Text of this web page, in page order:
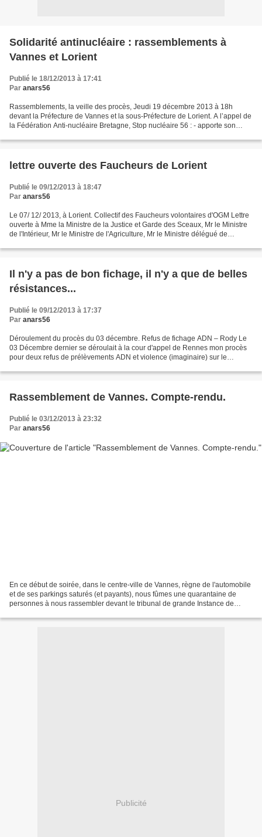
Solidarité antinucléaire : rassemblements à
Vannes et Lorient
Publié le 18/12/2013 à 17:41
Par anars56
Rassemblements, la veille des procès, Jeudi 19 décembre 2013 à 18h
devant la Préfecture de Vannes et la sous-Préfecture de Lorient. A l’appel de
la Fédération Anti-nucléaire Bretagne, Stop nucléaire 56 : - apporte son
lettre ouverte des Faucheurs de Lorient
Publié le 09/12/2013 à 18:47
Par anars56
Le 07/ 12/ 2013, à Lorient. Collectif des Faucheurs volontaires d'OGM Lettre
ouverte à Mme la Ministre de la Justice et Garde des Sceaux, Mr le Ministre
de l'Intérieur, Mr le Ministre de l'Agriculture, Mr le Ministre délégué de
Il n'y a pas de bon fichage, il n'y a que de belles
résistances...
Publié le 09/12/2013 à 17:37
Par anars56
Déroulement du procès du 03 décembre. Refus de fichage ADN – Rody Le
03 Décembre dernier se déroulait à la cour d'appel de Rennes mon procès
pour deux refus de prélèvements ADN et violence (imaginaire) sur le
Rassemblement de Vannes. Compte-rendu.
Publié le 03/12/2013 à 23:32
Par anars56
En ce début de soirée, dans le centre-ville de Vannes, règne de l'automobile
et de ses parkings saturés (et payants), nous fûmes une quarantaine de
personnes à nous rassembler devant le tribunal de grande Instance de
Publicité